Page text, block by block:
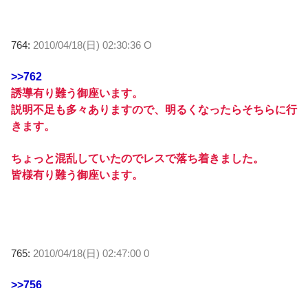
764: 2010/04/18(日) 02:30:36 O
>>762
誘導有り難う御座います。
説明不足も多々ありますので、明るくなったらそちらに行
きます。
ちょっと混乱していたのでレスで落ち着きました。
皆様有り難う御座います。
765: 2010/04/18(日) 02:47:00 0
>>756